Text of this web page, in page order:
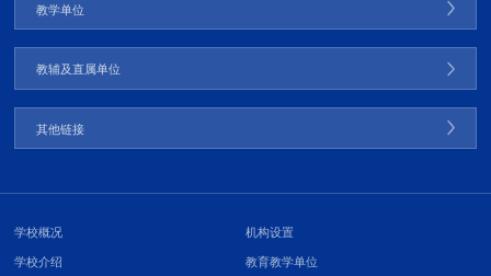
教学单位
教辅及直属单位
其他链接
学校概况
学校介绍
机构设置
教育教学单位